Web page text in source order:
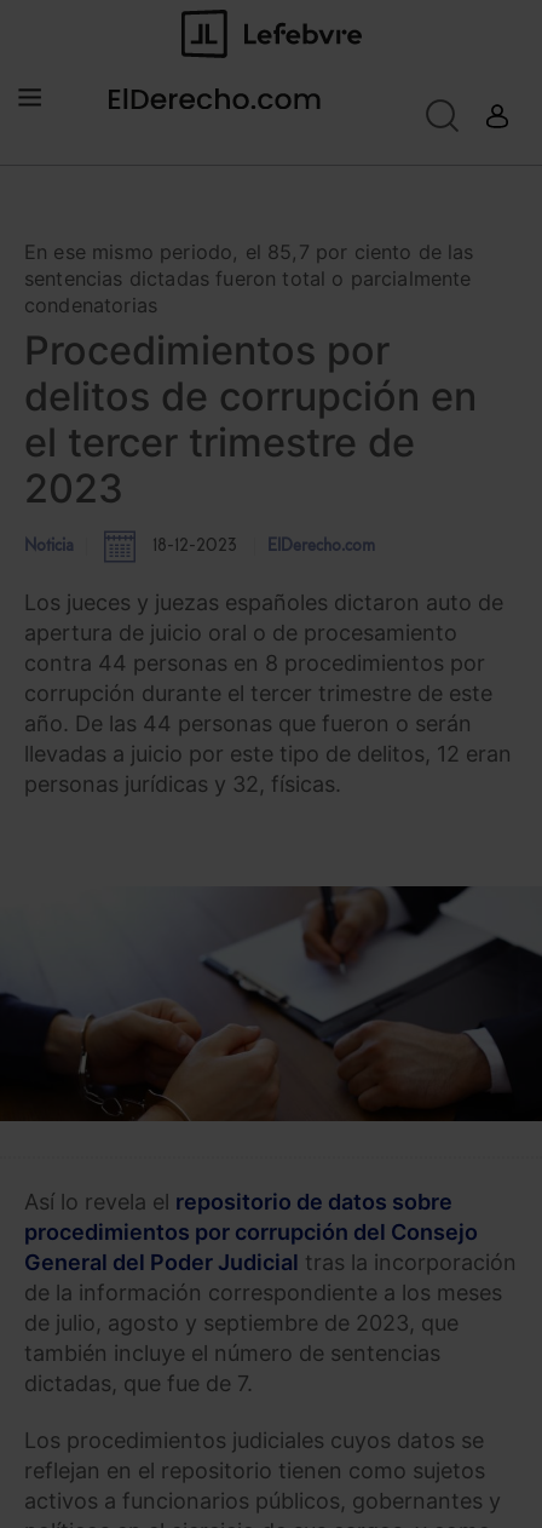
En ese mismo periodo, el 85,7 por ciento de las
sentencias dictadas fueron total o parcialmente
condenatorias
Procedimientos por
delitos de corrupción en
el tercer trimestre de
2023
Noticia 18-12-2023 ElDerecho.com
Los jueces y juezas españoles dictaron auto de
apertura de juicio oral o de procesamiento
contra 44 personas en 8 procedimientos por
corrupción durante el tercer trimestre de este
año. De las 44 personas que fueron o serán
llevadas a juicio por este tipo de delitos, 12 eran
personas jurídicas y 32, físicas.
Así lo revela el repositorio de datos sobre
procedimientos por corrupción del Consejo
General del Poder Judicial tras la incorporación
de la información correspondiente a los meses
de julio, agosto y septiembre de 2023, que
también incluye el número de sentencias
dictadas, que fue de 7.
Los procedimientos judiciales cuyos datos se
reflejan en el repositorio tienen como sujetos
activos a funcionarios públicos, gobernantes y